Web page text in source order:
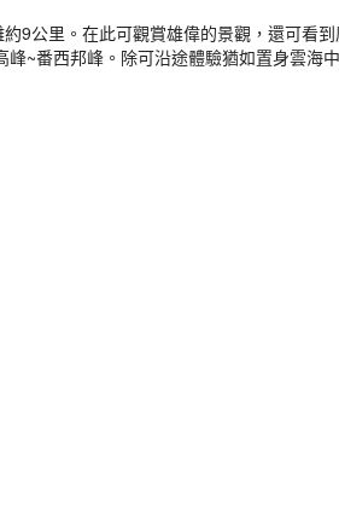
公里。在此可觀賞雄偉的景觀，還可看到
~番西邦峰。除可沿途體驗猶如置身雲海